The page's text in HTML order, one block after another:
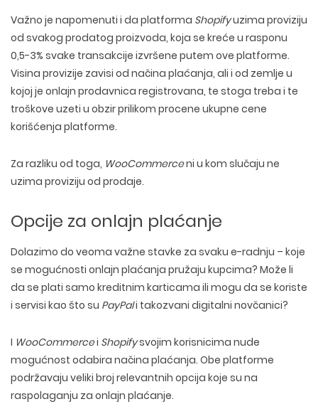
Važno je napomenuti i da platforma Shopifyuzima proviziju
od svakog prodatog proizvoda, koja se kreće u rasponu
0,5-3% svake transakcije izvršene putem ove platforme.
Visina provizije zavisi od načina plaćanja, ali i od zemlje u
kojoj je onlajn prodavnica registrovana, te stoga treba i te
troškove uzeti u obzir prilikom procene ukupne cene
korišćenja platforme.
Za razliku od toga, WooCommerceni u kom slučaju ne
uzima proviziju od prodaje.
Opcije za onlajn plaćanje
Dolazimo do veoma važne stavke za svaku e-radnju – koje
se mogućnosti onlajn plaćanja pružaju kupcima? Može li
da se plati samo kreditnim karticama ili mogu da se koriste
i servisi kao što su PayPali takozvani digitalni novčanici?
I WooCommercei Shopifysvojim korisnicima nude
mogućnost odabira načina plaćanja. Obe platforme
podržavaju veliki broj relevantnih opcija koje su na
raspolaganju za onlajn plaćanje.